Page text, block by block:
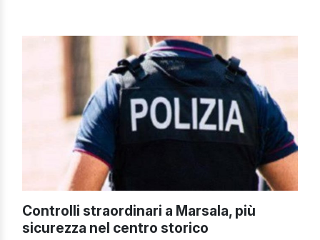
condotta discriminatoria. È la prima […]
Controlli straordinari a Marsala, più
sicurezza nel centro storico